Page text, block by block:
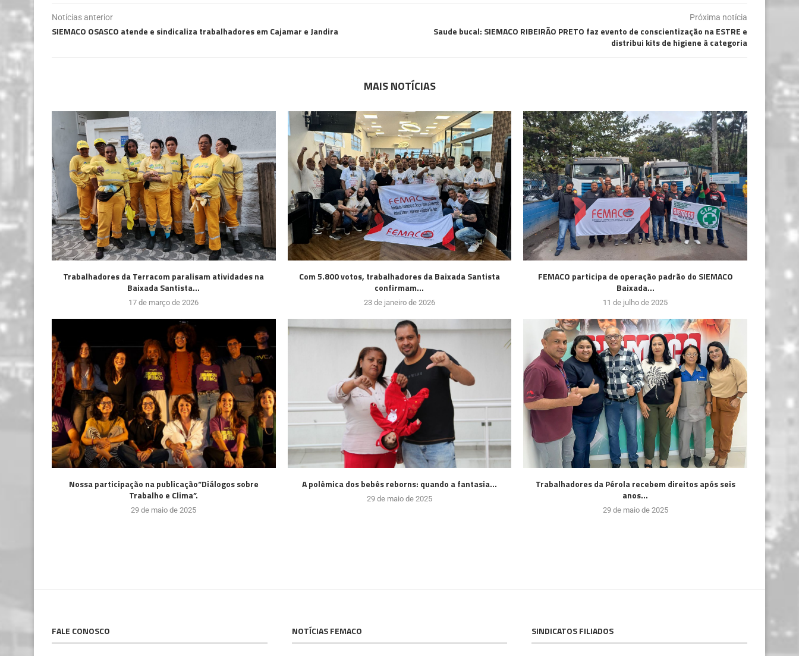
Notícias anterior
SIEMACO OSASCO atende e sindicaliza trabalhadores em Cajamar e Jandira
Próxima notícia
Saude bucal: SIEMACO RIBEIRÃO PRETO faz evento de conscientização na ESTRE e
distribui kits de higiene à categoria
MAIS NOTÍCIAS
Trabalhadores da Terracom paralisam atividades na
Baixada Santista...
17 de março de 2026
Com 5.800 votos, trabalhadores da Baixada Santista
confirmam...
23 de janeiro de 2026
FEMACO participa de operação padrão do SIEMACO
Baixada...
11 de julho de 2025
Nossa participação na publicação“Diálogos sobre
Trabalho e Clima”.
29 de maio de 2025
A polêmica dos bebês reborns: quando a fantasia...
29 de maio de 2025
Trabalhadores da Pérola recebem direitos após seis
anos...
29 de maio de 2025
FALE CONOSCO NOTÍCIAS FEMACO SINDICATOS FILIADOS